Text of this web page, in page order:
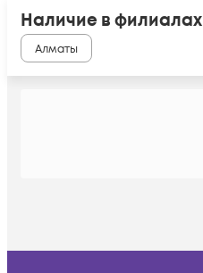
Наличие в филиалах
Алматы